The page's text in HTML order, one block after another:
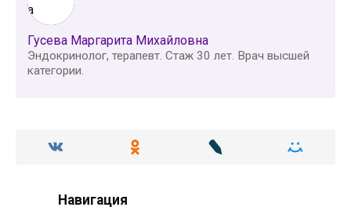
Гусева Маргарита Михайловна
Эндокринолог, терапевт. Стаж 30 лет. Врач высшей
категории.
Навигация